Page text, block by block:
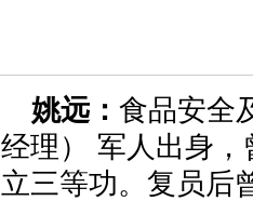
姚远： 食品安全
经理） 军人出身
立三等功。复员后